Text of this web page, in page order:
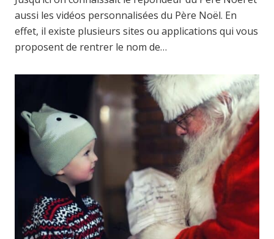
aussi les vidéos personnalisées du Père Noël. En
effet, il existe plusieurs sites ou applications qui vous
proposent de rentrer le nom de…